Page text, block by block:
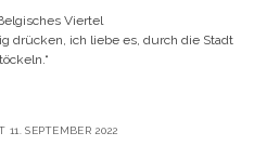
Viertel
drücken, ich liebe es, durch die Stadt
11. SEPTEMBER 2022